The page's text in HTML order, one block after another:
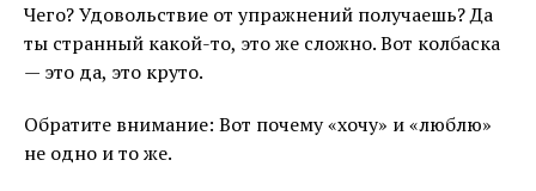
Чего? Удовольствие от упражнений получаешь? Да
ты странный какой-то, это же сложно. Вот колбаска
— это да, это круто.
Обратите внимание: Вот почему «хочу» и «люблю»
не одно и то же.